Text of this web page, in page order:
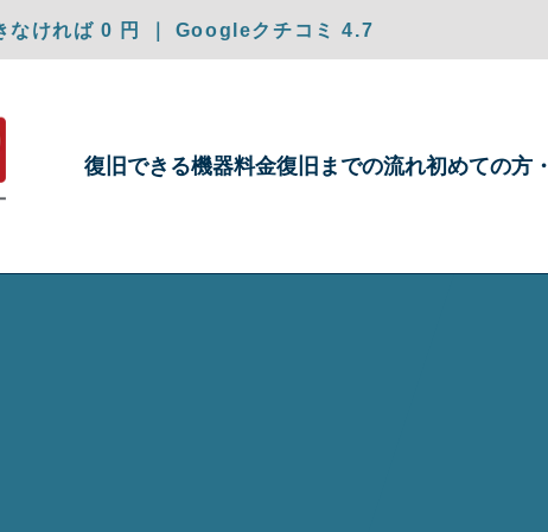
なければ 0 円 ｜ Googleクチコミ 4.7
復旧できる機器料金復旧までの流れ初めての方・